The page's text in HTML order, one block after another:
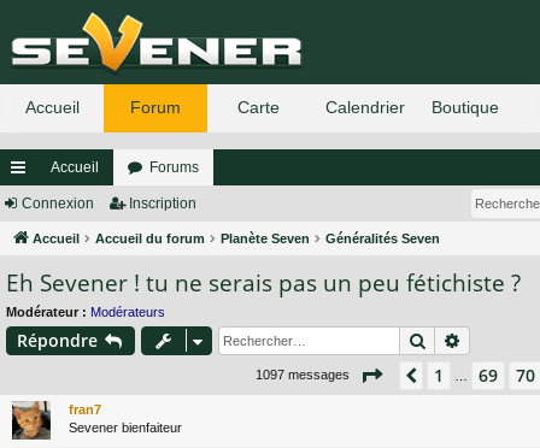
ac
co
ur
ci
Accueil Forums
Connexion Inscription
Accueil Accueil du forum Planète Seven Généralités Seven
Eh Sevener ! tu ne serais pas un peu fétichiste ?
Modérateur : Modérateurs
Répondre Rechercher
1097 messages Page 71 sur74
Précédent
1 69 70
fran7
Sevener bienfaiteur